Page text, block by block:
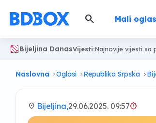
search Mali
Bijeljina DanasVijesti:Najnovije vijesti sa
Naslovna Oglasi Republika Srpska
location_on Bijeljina,29.06.2025. 09:57brightness_alert